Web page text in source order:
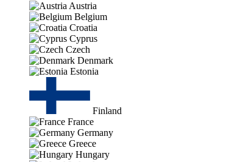
Austria
Belgium
Croatia
Cyprus
Czech
Denmark
Estonia
Finland
France
Germany
Greece
Hungary